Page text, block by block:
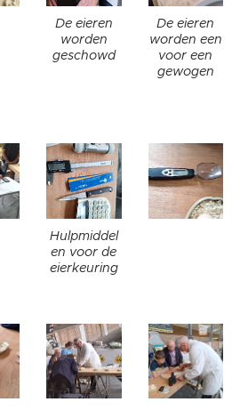
De eieren
worden
geschowd
De eieren
worden een
voor een
gewogen
Hulpmiddel
en voor de
eierkeuring